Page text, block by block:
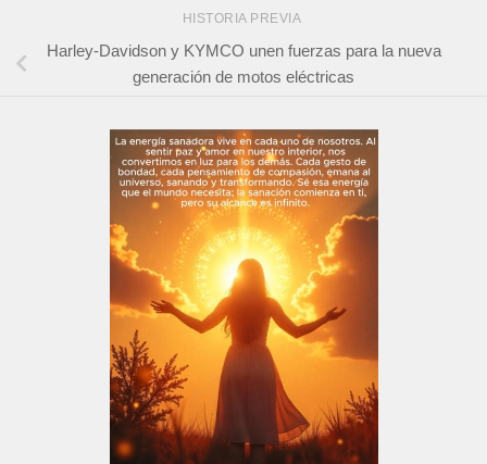
HISTORIA PREVIA
Harley-Davidson y KYMCO unen fuerzas para la nueva
generación de motos eléctricas